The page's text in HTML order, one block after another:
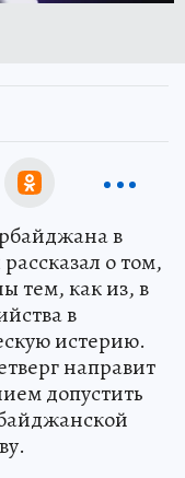
в
о том,
тем, как из, в
в
истерию.
направит
допустить